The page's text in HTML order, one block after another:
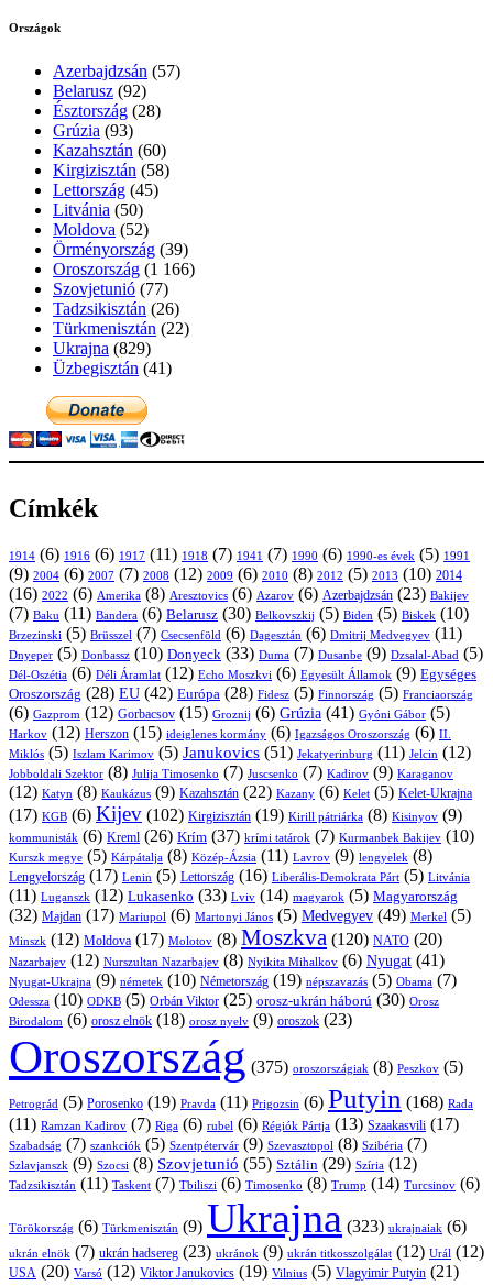
Országok
Azerbajdzsán (57)
Belarusz (92)
Észtország (28)
Grúzia (93)
Kazahsztán (60)
Kirgizisztán (58)
Lettország (45)
Litvánia (50)
Moldova (52)
Örményország (39)
Oroszország (1 166)
Szovjetunió (77)
Tadzsikisztán (26)
Türkmenisztán (22)
Ukrajna (829)
Üzbegisztán (41)
Címkék
1914 (6) 1916 (6) 1917 (11) 1918 (7) 1941 (7) 1990 (6) 1990-es évek (5) 1991
(9) 2004 (6) 2007 (7) 2008 (12) 2009 (6) 2010 (8) 2012 (5) 2013 (10) 2014
(16) 2022 (6) Amerika (8) Aresztovics (6) Azarov (6) Azerbajdzsán (23) Bakijev
(7) Baku (11) Bandera (6) Belarusz (30) Belkovszkij (5) Biden (5) Biskek (10)
Brzezinski (5) Brüsszel (7) Csecsenföld (6) Dagesztán (6) Dmitrij Medvegyev (11)
Dnyeper (5) Donbassz (10) Donyeck (33) Duma (7) Dusanbe (9) Dzsalal-Abad (5)
Dél-Oszétia (6) Déli Áramlat (12) Echo Moszkvi (6) Egyesült Államok (9) Egységes
Oroszország (28) EU (42) Európa (28) Fidesz (5) Finnország (5) Franciaország
(6) Gazprom (12) Gorbacsov (15) Groznij (6) Grúzia (41) Gyóni Gábor (5)
Harkov (12) Herszon (15) ideiglenes kormány (6) Igazságos Oroszország (6) II.
Miklós (5) Iszlam Karimov (5) Janukovics (51) Jekatyerinburg (11) Jelcin (12)
Jobboldali Szektor (8) Julija Timosenko (7) Juscsenko (7) Kadirov (9) Karaganov
(12) Katyn (8) Kaukázus (9) Kazahsztán (22) Kazany (6) Kelet (5) Kelet-Ukrajna
(17) KGB (6) Kijev (102) Kirgizisztán (19) Kirill pátriárka (8) Kisinyov (9)
kommunisták (6) Kreml (26) Krím (37) krími tatárok (7) Kurmanbek Bakijev (10)
Kurszk megye (5) Kárpátalja (8) Közép-Ázsia (11) Lavrov (9) lengyelek (8)
Lengyelország (17) Lenin (5) Lettország (16) Liberális-Demokrata Párt (5) Litvánia
(11) Luganszk (12) Lukasenko (33) Lviv (14) magyarok (5) Magyarország
(32) Majdan (17) Mariupol (6) Martonyi János (5) Medvegyev (49) Merkel (5)
Minszk (12) Moldova (17) Molotov (8) Moszkva (120) NATO (20)
Nazarbajev (12) Nurszultan Nazarbajev (8) Nyikita Mihalkov (6) Nyugat (41)
Nyugat-Ukrajna (9) németek (10) Németország (19) népszavazás (5) Obama (7)
Odessza (10) ODKB (5) Orbán Viktor (25) orosz-ukrán háború (30) Orosz
Birodalom (6) orosz elnök (18) orosz nyelv (9) oroszok (23)
Oroszország (375) oroszországiak (8) Peszkov (5)
Petrográd (5) Porosenko (19) Pravda (11) Prigozsin (6) Putyin (168) Rada
(11) Ramzan Kadirov (7) Riga (6) rubel (6) Régiók Pártja (13) Szaakasvili (17)
Szabadság (7) szankciók (5) Szentpétervár (9) Szevasztopol (8) Szibéria (7)
Szlavjanszk (9) Szocsi (8) Szovjetunió (55) Sztálin (29) Szíria (12)
Tadzsikisztán (11) Taskent (7) Tbiliszi (6) Timosenko (8) Trump (14) Turcsinov (6)
Törökország (6) Türkmenisztán (9) Ukrajna (323) ukrajnaiak (6)
ukrán elnök (7) ukrán hadsereg (23) ukránok (9) ukrán titkosszolgálat (12) Urál (12)
USA (20) Varsó (12) Viktor Janukovics (19) Vilnius (5) Vlagyimir Putyin (21)